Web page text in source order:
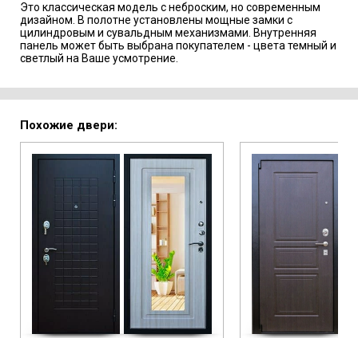
Это классическая модель с неброским, но современным
дизайном. В полотне установлены мощные замки с
цилиндровым и сувальдным механизмами. Внутренняя
панель может быть выбрана покупателем - цвета темный и
светлый на Ваше усмотрение.
Похожие двери: